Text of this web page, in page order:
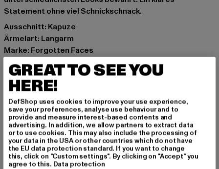
Statement ohne viel Schnickschnack.
Ausschnitt: Kapuze
Ärmelart: Langarm
Marke: Forgotten Faces
Kat.: Hoodies
Farbe: schwarz
Hersteller Farbe: black
Materialzusammensetzung: 100% Baumwolle
Art.Nr: FOF0093-00007
Hersteller: TB International GmbH |info@tbint.de
Dr.-Robert-Murjahn-Straße 7 | 64372 Ober-Ramstadt |
DE
GREAT TO SEE YOU
HERE!
DefShop uses cookies to improve your use experience,
save your preferences, analyse use behaviour and to
provide and measure interest-based contents and
advertising. In addition, we allow partners to extract data
or to use cookies. This may also include the processing of
your data in the USA or other countries which do not have
the EU data protection standard. If you want to change
this, click on "Custom settings". By clicking on "Accept" you
agree to this. Data protection